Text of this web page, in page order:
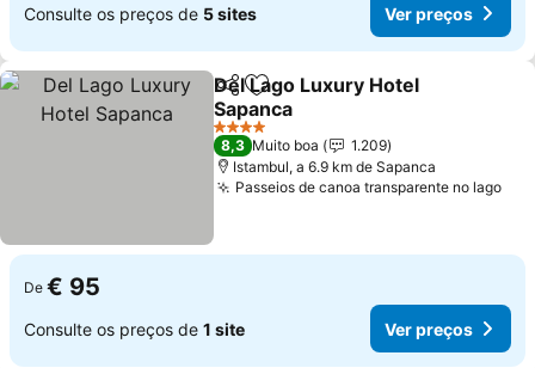
Consulte os preços de 5 sites Ver preços
PartilharAdicionar aos favoritos
Del Lago Luxury Hotel
Sapanca
Ver preços
4 Estrelas
8,3 Muito boa
1.209
Istambul, a 6.9 km de Sapanca
Passeios de canoa transparente no lago
De € 95
Consulte os preços de 1 site Ver preços